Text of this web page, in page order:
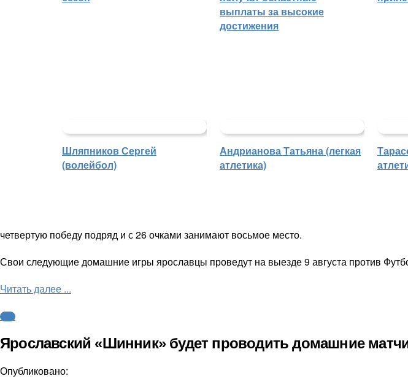
выплаты за высокие
достижения
Шляпников Сергей
(волейбол)
Андрианова Татьяна (легкая
атлетика)
четвертую победу подряд и с 26 очками занимают восьмое место.
Свои следующие домашние игры ярославцы проведут на выезде 9 августа против
Читать далее ...
ФНЛ
Ярославский «Шинник» будет проводить домашние
Опубликовано: